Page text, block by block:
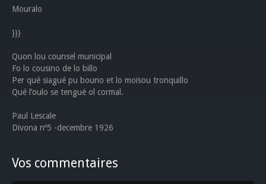
Mouralo
}}}
Quon lou counsel municipal
Fo lo cousino de lo billo
Per qué siagué pu bouno et lo moïsou tronquillo
Qué l’oulo se tengué ol cormal.
Paul Lescale
Divona nº5 -decembre 1926
Vos commentaires